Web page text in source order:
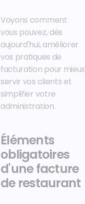
Voyons comment
vous pouvez, dès
aujourd'hui, améliorer
vos pratiques de
facturation pour mieux
servir vos clients et
simplifier votre
administration.
Éléments
obligatoires
d'une facture
de restaurant